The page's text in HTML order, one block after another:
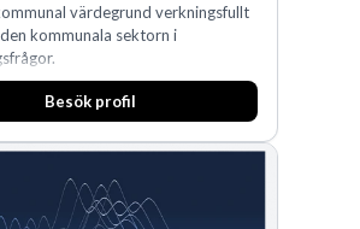
värdegrund verkningsfullt
kommunala sektorn i
Besök profil